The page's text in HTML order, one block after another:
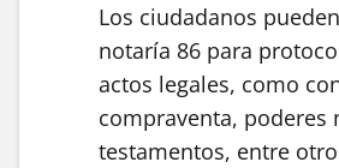
Los ciudadanos
notaría 86 para
actos legales, como
compraventa, poderes
testamentos, entre